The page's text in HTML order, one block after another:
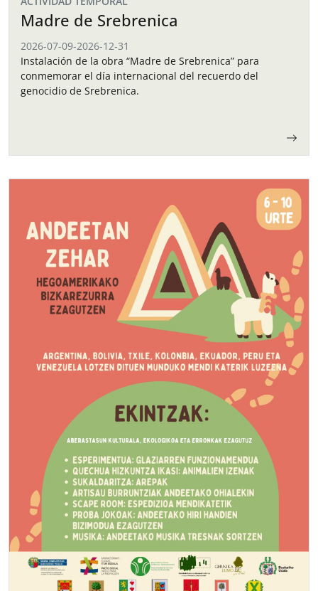
Madre de Srebrenica
2026-07-09-2026-12-31
Instalación de la obra “Madre de Srebrenica” para
conmemorar el día internacional del recuerdo del
genocidio de Srebrenica.